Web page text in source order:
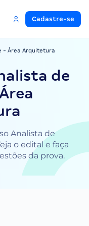
Cadastre-se
- Área Arquitetura
de
Analista de
o edital e faça
da prova.